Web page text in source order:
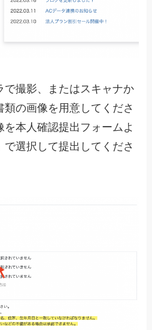
で撮影、またはスキャナか
類の画像を用意してくださ
本人確認提出フォームよ
で選択して提出してくださ